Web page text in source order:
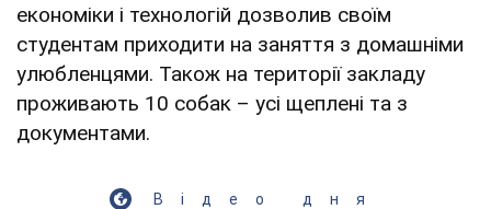
економіки і технологій дозволив своїм
студентам приходити на заняття з домашніми
улюбленцями. Також на території закладу
проживають 10 собак – усі щеплені та з
документами.
Відео дня